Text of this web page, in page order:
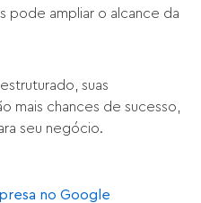
pode ampliar o alcance da
suas
mais chances de sucesso,
seu negócio.
no Google